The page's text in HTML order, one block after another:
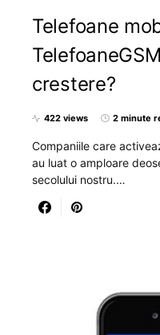
Telefoane
crestere?
422 views 2 minute
Companiile care
au luat o amploare
secolului nostru.…